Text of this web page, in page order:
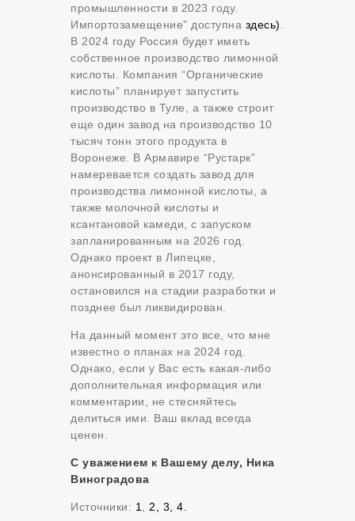
промышленности в 2023 году.
Импортозамещение” доступна здесь)
В 2024 году Россия будет иметь
собственное производство лимонной
кислоты. Компания “Органические
кислоты” планирует запустить
производство в Туле, а также строит
еще один завод на производство 10
тысяч тонн этого продукта в
Воронеже. В Армавире “Рустарк”
намеревается создать завод для
производства лимонной кислоты, а
также молочной кислоты и
ксантановой камеди, с запуском
запланированным на 2026 год.
Однако проект в Липецке,
анонсированный в 2017 году,
остановился на стадии разработки и
позднее был ликвидирован.
На данный момент это все, что мне
известно о планах на 2024 год.
Однако, если у Вас есть какая-либо
дополнительная информация или
комментарии, не стесняйтесь
делиться ими. Ваш вклад всегда
ценен.
С уважением к Вашему делу, Ника
Виноградова
Источники: 1 2, 3, 4.